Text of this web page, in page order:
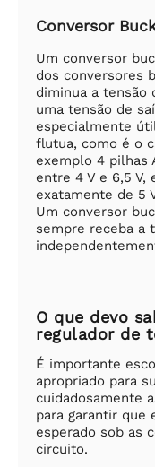
Conversor
Um conversor
dos conversores
diminua a tensão
uma tensão de
especialmente
flutua, como é o
exemplo 4 pilhas
entre 4 V e 6,5 V,
exatamente de 5
Um conversor
sempre receba a
O que devo
regulador de
É importante
apropriado para
cuidadosamente
para garantir que
esperado sob as
circuito.